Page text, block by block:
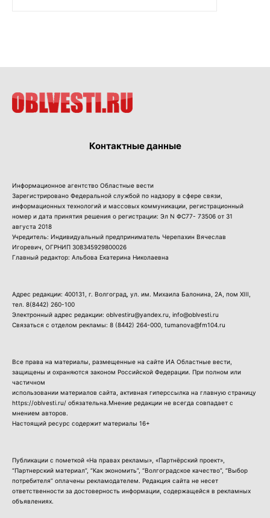
Контактные данные
Информационное агентство Областные вести
Зарегистрировано Федеральной службой по надзору в сфере связи,
информационных технологий и массовых коммуникации, регистрационный
номер и дата принятия решения о регистрации: Эл N ФС77- 73506 от 31
августа 2018
Учредитель: Индивидуальный предприниматель Черепахин Вячеслав
Игоревич, ОГРНИП 308345929800026
Главный редактор: Альбова Екатерина Николаевна
Адрес редакции: 400131, г. Волгоград, ул. им. Михаила Балонина, 2А, пом XIII,
тел. 8(8442) 260-100
Электронный адрес редакции: oblvestiru@yandex.ru, info@oblvesti.ru
Связаться с отделом рекламы: 8 (8442) 264-000 , tumanova@fm104.ru
Все права на материалы, размещенные на сайте ИА Областные вести,
защищены и охраняются законом Российской Федерации. При полном или
частичном
использовании материалов сайта, активная гиперссылка на главную страницу
https://oblvesti.ru/ обязательна.Мнение редакции не всегда совпадает с
мнением авторов.
Настоящий ресурс содержит материалы 16+
Публикации с пометкой «На правах рекламы», «Партнёрский проект»,
“Партнерский материал”, “Как экономить”, “Волгоградское качество”, “Выбор
потребителя” оплачены рекламодателем. Редакция сайта не несет
ответственности за достоверность информации, содержащейся в рекламных
объявлениях.